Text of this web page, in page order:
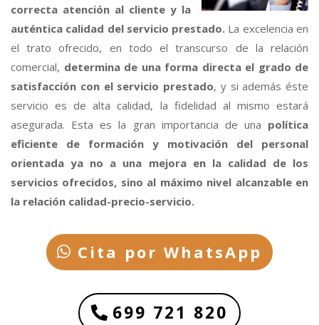
correcta atención al cliente y la
auténtica calidad del servicio prestado. La excelencia en
el trato ofrecido, en todo el transcurso de la relación
comercial, determina de una forma directa el grado de
satisfacción con el servicio prestado, y si además éste
servicio es de alta calidad, la fidelidad al mismo estará
asegurada. Esta es la gran importancia de una política
eficiente de formación y motivación del personal
orientada ya no a una mejora en la calidad de los
servicios ofrecidos, sino al máximo nivel alcanzable en
la relación calidad-precio-servicio.
Cita por WhatsApp
699 721 820